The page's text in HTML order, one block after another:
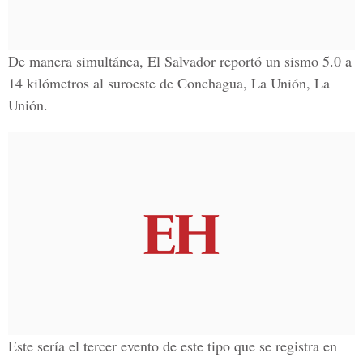
De manera simultánea, El Salvador reportó un sismo 5.0 a
14 kilómetros al suroeste de Conchagua, La Unión, La
Unión.
Este sería el tercer evento de este tipo que se registra en